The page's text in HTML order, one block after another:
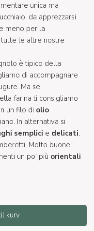
unica ma
da apprezzarsi
meno per la
le altre nostre
è tipico della
di accompagnare
Ma se
farina ti consigliamo
un filo di olio
In alternativa si
semplici e delicati,
Molto buone
un po' più orientali
kurv